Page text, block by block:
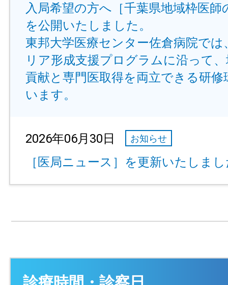
入局希望の方へ［千葉県地域枠医師
を公開いたしました。
東邦大学医療センター佐倉病院では
リア形成支援プログラムに沿って
貢献と専門医取得を両立できる研修
います。
2026年06月30日 お知らせ
［医局ニュース］を更新いたしま